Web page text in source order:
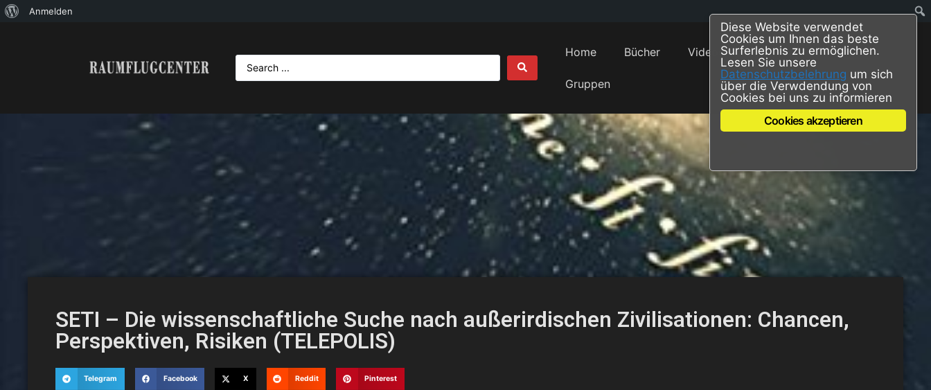
Anmelden
Home Bücher Videos Blog
Gruppen
SETI – Die wissenschaftliche Suche nach außerirdischen Zivilisationen: Chancen,
Perspektiven, Risiken (TELEPOLIS)
Telegram Facebook X Reddit Pinterest
Diese Website verwendet
Cookies um Ihnen das beste
Surferlebnis zu ermöglichen.
Lesen Sie unsere
Datenschutzbelehrung um sich
über die Verwdendung von
Cookies bei uns zu informieren
Cookies akzeptieren